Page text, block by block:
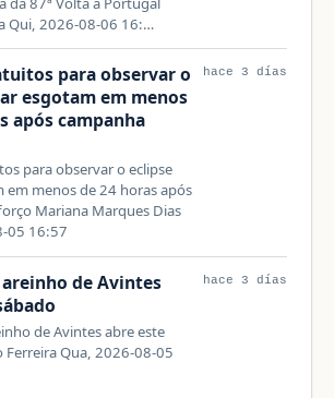
Qui, 2026-08-06 16:…
para observar o
esgotam em menos
após campanha
para observar o eclipse
em menos de 24 horas após
Mariana Marques Dias
05 16:57
hace 3 días
de Avintes
de Avintes abre este
Ferreira Qua, 2026-08-05
hace 3 días